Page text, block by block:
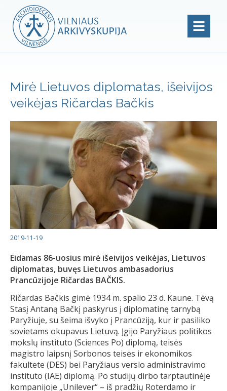
Mirė Lietuvos diplomatas, išeivijos
veikėjas Ričardas Bačkis
2019-11-19
Eidamas 86-uosius mirė išeivijos veikėjas, Lietuvos
diplomatas, buvęs Lietuvos ambasadorius
Prancūzijoje Ričardas BAČKIS.
Ričardas Bačkis gimė 1934 m. spalio 23 d. Kaune. Tėvą
Stasį Antaną Bačkį paskyrus į diplomatinę tarnybą
Paryžiuje, su šeima išvyko į Prancūziją, kur ir pasiliko
sovietams okupavus Lietuvą. Įgijo Paryžiaus politikos
mokslų instituto (Sciences Po) diplomą, teisės
magistro laipsnį Sorbonos teisės ir ekonomikos
fakultete (DES) bei Paryžiaus verslo administravimo
instituto (IAE) diplomą. Po studijų dirbo tarptautinėje
kompanijoje „Unilever“ – iš pradžių Roterdamo ir